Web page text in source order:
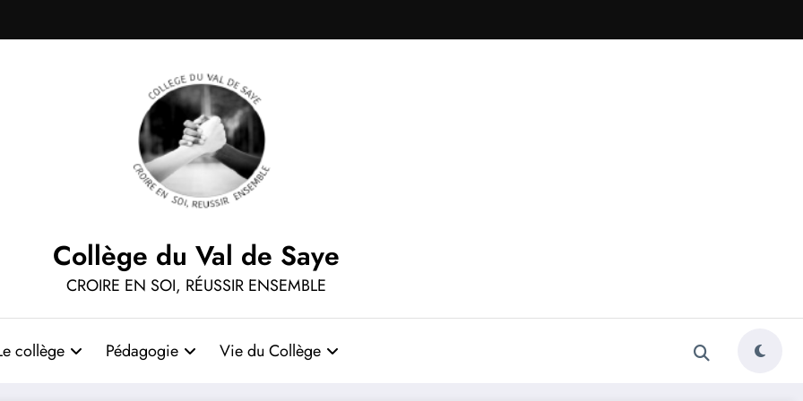
Collège du Val de Saye
CROIRE EN SOI, RÉUSSIR ENSEMBLE
collège Pédagogie Vie du Collège